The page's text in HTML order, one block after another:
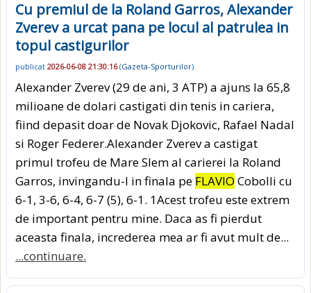
Cu premiul de la Roland Garros, Alexander
Zverev a urcat pana pe locul al patrulea in
topul castigurilor
publicat 2026-06-08 21:30:16(Gazeta-Sporturilor)
Alexander Zverev (29 de ani, 3 ATP) a ajuns la 65,8
milioane de dolari castigati din tenis in cariera,
fiind depasit doar de Novak Djokovic, Rafael Nadal
si Roger Federer.Alexander Zverev a castigat
primul trofeu de Mare Slem al carierei la Roland
Garros, invingandu-l in finala pe FLAVIO Cobolli cu
6-1, 3-6, 6-4, 6-7 (5), 6-1. 1Acest trofeu este extrem
de important pentru mine. Daca as fi pierdut
aceasta finala, increderea mea ar fi avut mult de...
...continuare.